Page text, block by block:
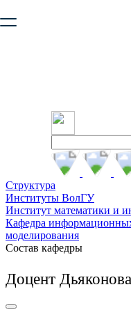
безопасную работу с
Структура
Институты ВолГУ
Институт математики и
Кафедра
моделирования
Состав кафедры
Доцент